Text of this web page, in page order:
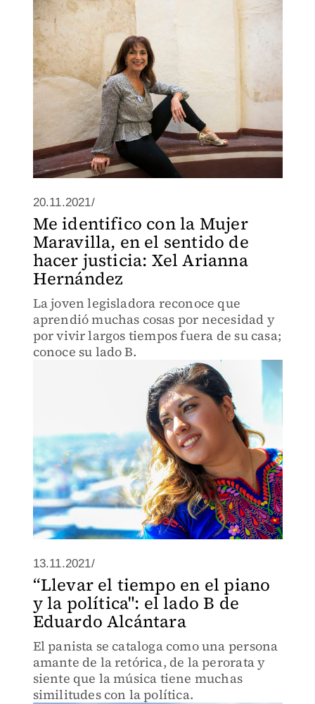
20.11.2021/
Me identifico con la Mujer
Maravilla, en el sentido de
hacer justicia: Xel Arianna
Hernández
La joven legisladora reconoce que
aprendió muchas cosas por necesidad y
por vivir largos tiempos fuera de su casa;
conoce su lado B.
13.11.2021/
“Llevar el tiempo en el piano
y la política": el lado B de
Eduardo Alcántara
El panista se cataloga como una persona
amante de la retórica, de la perorata y
siente que la música tiene muchas
similitudes con la política.